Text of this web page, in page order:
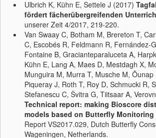
Ulbrich K, Kühn E, Settele J (2017)
fördert fächerübergreifenden
unserer Zeit 4/2017, 219-220.
Van Swaay C, Botham M, Brereton T,
C, Escobés R, Feldmann R, Fernández-
Fontaine B, Gracianteparaluceta A,
Kühn E, Lang A, Maes D, Mestdagh X,
Munguira M, Murra T, Musche M, Õunap
Piqueray J, Roth T, Roy D, Schmucki R,
Stefanescu C, Švitra G, Tiitsaar A,
Technical report: making Bioscore
models based on Butterfly Monitoring
Report VS2017.029, Dutch Butterfly
Wageningen, Netherlands.